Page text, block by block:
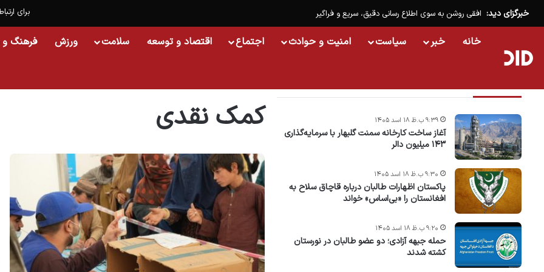
برای خبرگزای دید: افقی روشن به سوی اطلاع رسانی دقیق، سریع و فراگیر
خانه خبر سیاست امنیت و حوادث اجتماع اقتصاد و توسعه سلامت ورزش فرهنگ و
کمک نقدی
آغاز ساخت کارخانه سمنت گلبهار با سرمایه‌گذاری
۱۴۳ میلیون دالر
۹:۳۹ ب.ظ ۱۸ اسد ۱۴۰۵
پاکستان اظهارات طالبان درباره قاچاق سلاح به
افغانستان را «بی‌اساس» خواند
۹:۳۰ ب.ظ ۱۸ اسد ۱۴۰۵
حمله جبهه آزادی؛ دو عضو طالبان در نورستان
کشته شدند
۹:۲۰ ب.ظ ۱۸ اسد ۱۴۰۵